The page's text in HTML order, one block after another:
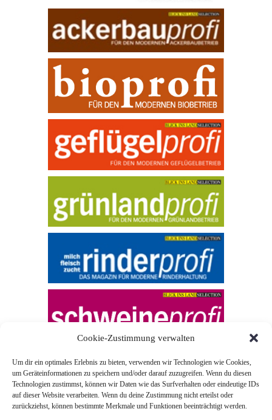
Cookie-Zustimmung verwalten
Um dir ein optimales Erlebnis zu bieten, verwenden wir Technologien wie Cookies,
um Geräteinformationen zu speichern und/oder darauf zuzugreifen. Wenn du diesen
Technologien zustimmst, können wir Daten wie das Surfverhalten oder eindeutige IDs
auf dieser Website verarbeiten. Wenn du deine Zustimmung nicht erteilst oder
zurückziehst, können bestimmte Merkmale und Funktionen beeinträchtigt werden.